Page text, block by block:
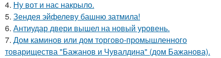
4. Ну вот и нас накрыло.
5. Зендея эйфелеву башню затмила!
6. Антиудар двери вышел на новый уровень.
7. Дом каминов или дом торгово-промышленного
товарищества "Бажанов и Чувалдина" (дом Бажанова).